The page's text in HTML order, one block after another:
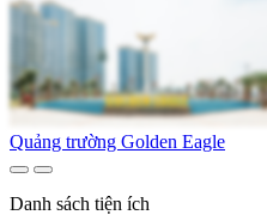
Quảng trường Golden Eagle
Danh sách tiện ích